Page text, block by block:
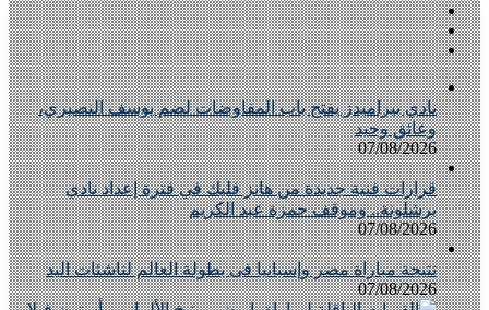
نادي بيراميدز يفتح باب المفاوضات لضم يوسف النصيري،
وعائق وحيد
07/08/2026
قرارات فنية جديدة من هانز فليك في فترة إعداد نادي
برشلونة.. وموقف حمزة عبد الكريم
07/08/2026
نتيجة مباراة مصر وإسبانيا فى بطولة العالم لناشئات اليد
07/08/2026